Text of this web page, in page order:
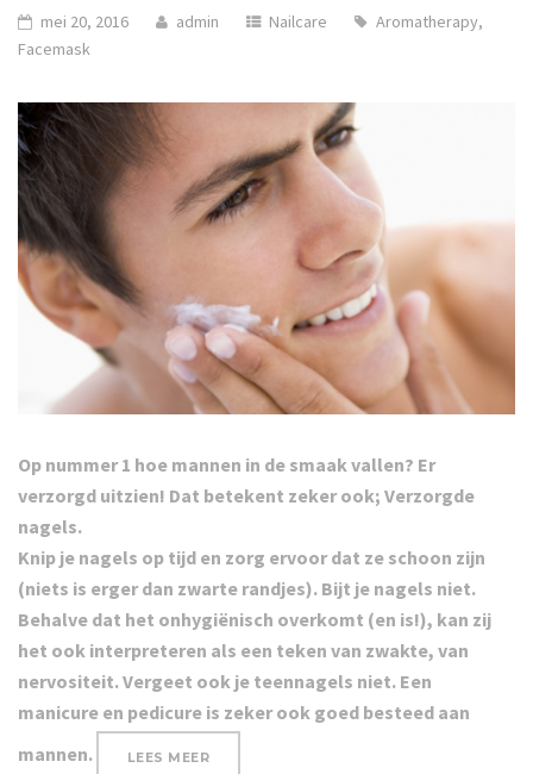
mei 20, 2016 admin Nailcare Aromatherapy,
Facemask
Op nummer 1 hoe mannen in de smaak vallen? Er
verzorgd uitzien! Dat betekent zeker ook; Verzorgde
nagels.
Knip je nagels op tijd en zorg ervoor dat ze schoon zijn
(niets is erger dan zwarte randjes). Bijt je nagels niet.
Behalve dat het onhygiënisch overkomt (en is!), kan zij
het ook interpreteren als een teken van zwakte, van
nervositeit. Vergeet ook je teennagels niet. Een
manicure en pedicure is zeker ook goed besteed aan
mannen.
LEES MEER“VERZORGDE